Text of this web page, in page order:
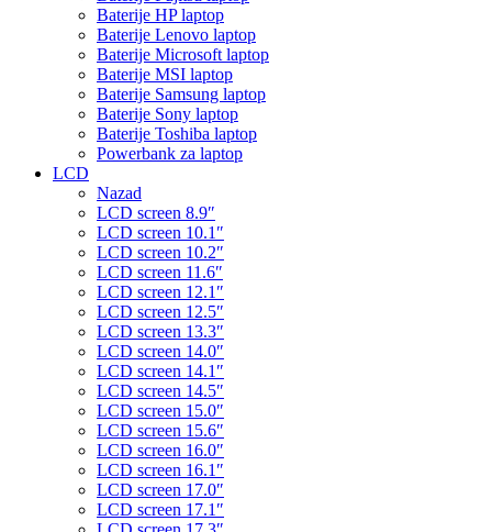
Baterije HP laptop
Baterije Lenovo laptop
Baterije Microsoft laptop
Baterije MSI laptop
Baterije Samsung laptop
Baterije Sony laptop
Baterije Toshiba laptop
Powerbank za laptop
LCD
Nazad
LCD screen 8.9″
LCD screen 10.1″
LCD screen 10.2″
LCD screen 11.6″
LCD screen 12.1″
LCD screen 12.5″
LCD screen 13.3″
LCD screen 14.0″
LCD screen 14.1″
LCD screen 14.5″
LCD screen 15.0″
LCD screen 15.6″
LCD screen 16.0″
LCD screen 16.1″
LCD screen 17.0″
LCD screen 17.1″